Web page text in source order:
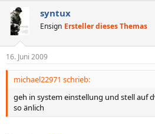
syntux
Ensign Ersteller dieses Themas
16. Juni 2009
michael22971 schrieb:
geh in system einstellung und stell auf
so änlich